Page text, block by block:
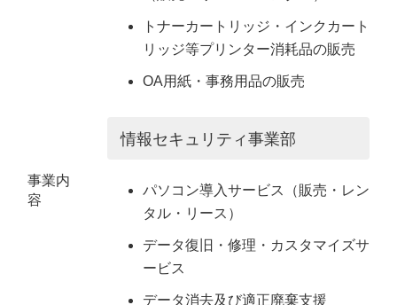
事業内
容
トナーカートリッジ・インクカート
リッジ等プリンター消耗品の販売
OA用紙・事務用品の販売
情報セキュリティ事業部
パソコン導入サービス（販売・レン
タル・リース）
データ復旧・修理・カスタマイズサ
ービス
データ消去及び適正廃棄支援